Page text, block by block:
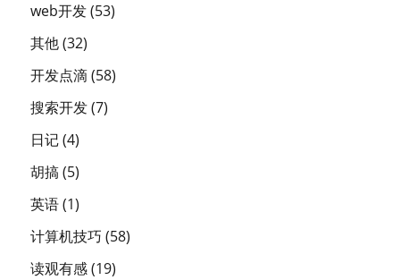
web开发(53)
其他(32)
开发点滴(58)
搜索开发(7)
日记(4)
胡搞(5)
英语(1)
计算机技巧 (58)
读观有感(19)